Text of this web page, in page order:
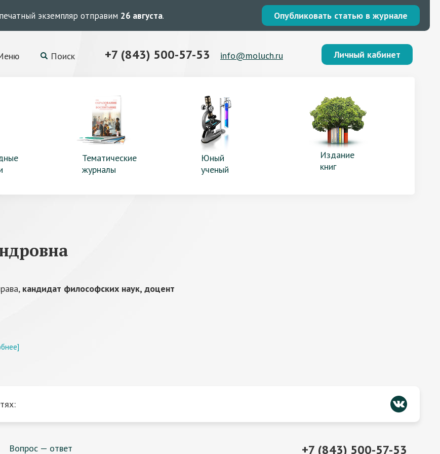
экземпляр отправим 26 августа. Опубликовать статью в журнале
Поиск +7 (843) 500-57-53 info@moluch.ru Личный кабинет
Тематические
журналы
Юный
ученый
Издание
книг
кандидат философских наук, доцент
Вопрос — ответ +7 (843) 500-57-53